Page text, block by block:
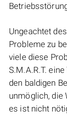
Ungeachtet
Probleme zu
viele diese
S.M.A.R.T.
den baldigen
unmöglich, die
es ist nicht